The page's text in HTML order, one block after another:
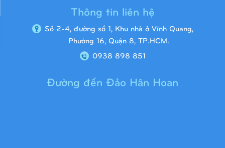
Thông tin liên hệ
Số 2-4, đường số 1, Khu nhà ở Vĩnh Quang,
Phường 16, Quận 8, TP.HCM.
0938 898 851
Đường đến Đảo Hân Hoan